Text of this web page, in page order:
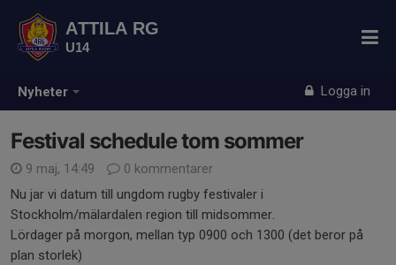
Nyheter Logga in
ATTILA RG
U14
Festival schedule tom sommer
9 maj, 14:49
0 kommentarer
Nu jar vi datum till ungdom rugby festivaler i
Stockholm/mälardalen region till midsommer.
Lördager på morgon, mellan typ 0900 och 1300 (det beror på
plan storlek)